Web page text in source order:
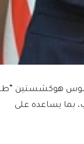
عاموس هوكشستين
بما يساعده على